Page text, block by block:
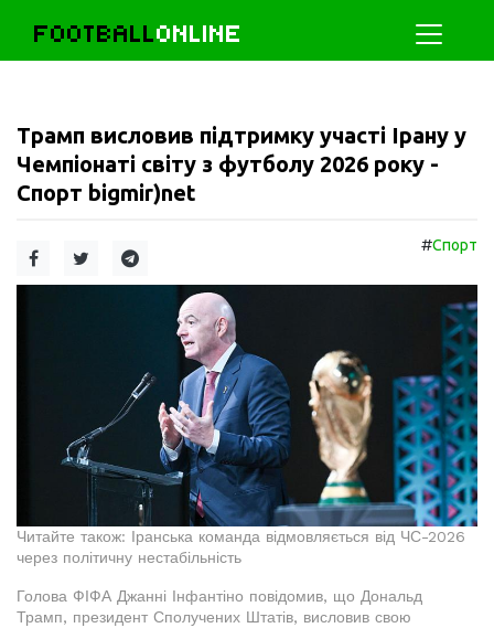
FOOTBALLONLINE
Трамп висловив підтримку участі Ірану у
Чемпіонаті світу з футболу 2026 року -
Спорт bigmir)net
#Спорт
Читайте також: Іранська команда відмовляється від ЧС-2026
через політичну нестабільність
Голова ФІФА Джанні Інфантіно повідомив, що Дональд
Трамп, президент Сполучених Штатів, висловив свою